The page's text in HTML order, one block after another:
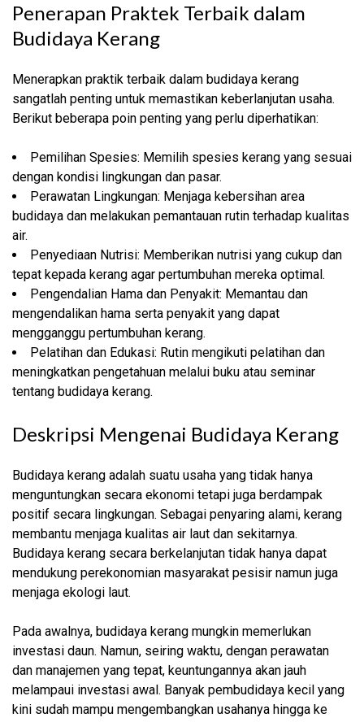
Penerapan Praktek Terbaik dalam
Budidaya Kerang
Menerapkan praktik terbaik dalam budidaya kerang
sangatlah penting untuk memastikan keberlanjutan usaha.
Berikut beberapa poin penting yang perlu diperhatikan:
Pemilihan Spesies: Memilih spesies kerang yang sesuai
dengan kondisi lingkungan dan pasar.
Perawatan Lingkungan: Menjaga kebersihan area
budidaya dan melakukan pemantauan rutin terhadap kualitas
air.
Penyediaan Nutrisi: Memberikan nutrisi yang cukup dan
tepat kepada kerang agar pertumbuhan mereka optimal.
Pengendalian Hama dan Penyakit: Memantau dan
mengendalikan hama serta penyakit yang dapat
mengganggu pertumbuhan kerang.
Pelatihan dan Edukasi: Rutin mengikuti pelatihan dan
meningkatkan pengetahuan melalui buku atau seminar
tentang budidaya kerang.
Deskripsi Mengenai Budidaya Kerang
Budidaya kerang adalah suatu usaha yang tidak hanya
menguntungkan secara ekonomi tetapi juga berdampak
positif secara lingkungan. Sebagai penyaring alami, kerang
membantu menjaga kualitas air laut dan sekitarnya.
Budidaya kerang secara berkelanjutan tidak hanya dapat
mendukung perekonomian masyarakat pesisir namun juga
menjaga ekologi laut.
Pada awalnya, budidaya kerang mungkin memerlukan
investasi daun. Namun, seiring waktu, dengan perawatan
dan manajemen yang tepat, keuntungannya akan jauh
melampaui investasi awal. Banyak pembudidaya kecil yang
kini sudah mampu mengembangkan usahanya hingga ke